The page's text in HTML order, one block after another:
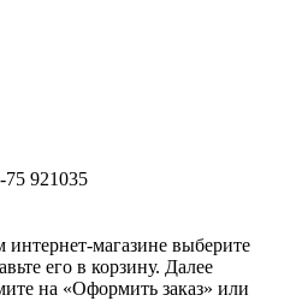
921035
магазине выберите
его в корзину. Далее
на «Оформить заказ» или